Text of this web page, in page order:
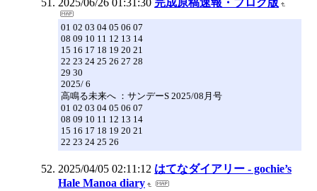
01 02 03 04 05 06 07
08 09 10 11 12 13 14
15 16 17 18 19 20 21
22 23 24 25 26 27 28
29 30
2025/ 6
高鳴る未来へ ：サンデーS 2025/08月号
01 02 03 04 05 06 07
08 09 10 11 12 13 14
15 16 17 18 19 20 21
22 23 24 25 26
2025/04/05 02:11:12 はてなダイアリー - gochie’s
Hale Manoa diary